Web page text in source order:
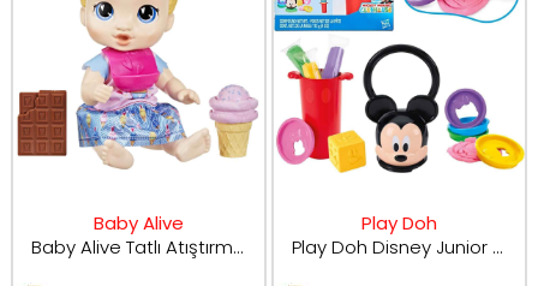
Baby Alive
Baby Alive Tatlı Atıştırmalıklar Zamanı Harper Bebek
Play Doh
Play Doh Disney Junior Happy Mickey Mouse Oyun Hamuru Seti